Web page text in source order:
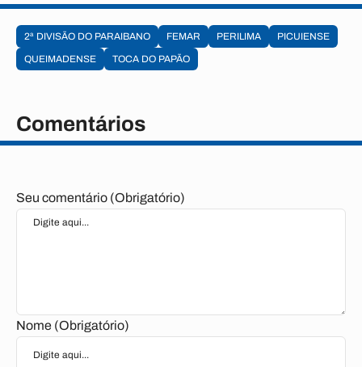
2ª DIVISÃO DO PARAIBANO FEMAR PERILIMA
PICUIENSE
QUEIMADENSE
TOCA DO PAPÃO
Comentários
Seu comentário (Obrigatório)
Nome (Obrigatório)